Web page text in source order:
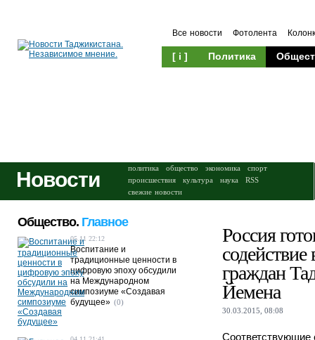
Все новости Фотолента
[ i ] Политика
Новости политика общество экономика
спорт
происшествия
культура наука
RSS
свежие новости
Россия
содействие
граждан
Йемена
30.03.2015, 08:08
Соответствующие
Общество. Главное
05.11 22:12
Воспитание и
традиционные ценности в
цифровую эпоху обсудили
на Международном
симпозиуме «Создавая
будущее» (0)